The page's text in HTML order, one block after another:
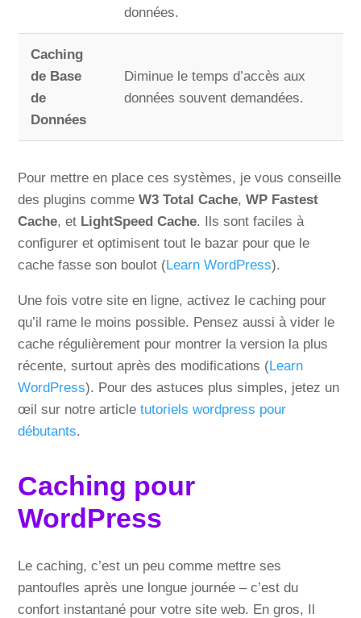
données.
Caching
de Base
de
Données
Diminue le temps d’accès aux
données souvent demandées.
Pour mettre en place ces systèmes, je vous conseille
des plugins commeW3 Total Cache,WP Fastest
Cache, et LightSpeed Cache. Ils sont faciles à
configurer et optimisent tout le bazar pour que le
cache fasse son boulot (Learn WordPress).
Une fois votre site en ligne, activez le caching pour
qu’il rame le moins possible. Pensez aussi à vider le
cache régulièrement pour montrer la version la plus
récente, surtout après des modifications (Learn
WordPress). Pour des astuces plus simples, jetez un
œil sur notre articletutoriels wordpress pour
débutants.
Caching pour
WordPress
Le caching, c’est un peu comme mettre ses
pantoufles après une longue journée – c’est du
confort instantané pour votre site web. En gros, Il